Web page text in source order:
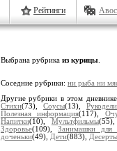
Рейтинги
Выбрана рубрика из курицы
Соседние рубрики: ни рыба ни
Другие рубрики в этом
Стихи(73), Соусы(13),
Полезная информация(117),
Напитки(10), Мультфильмы
Здоровье(109),Занимашки для
доченьки(49), Дети(883), Десерты